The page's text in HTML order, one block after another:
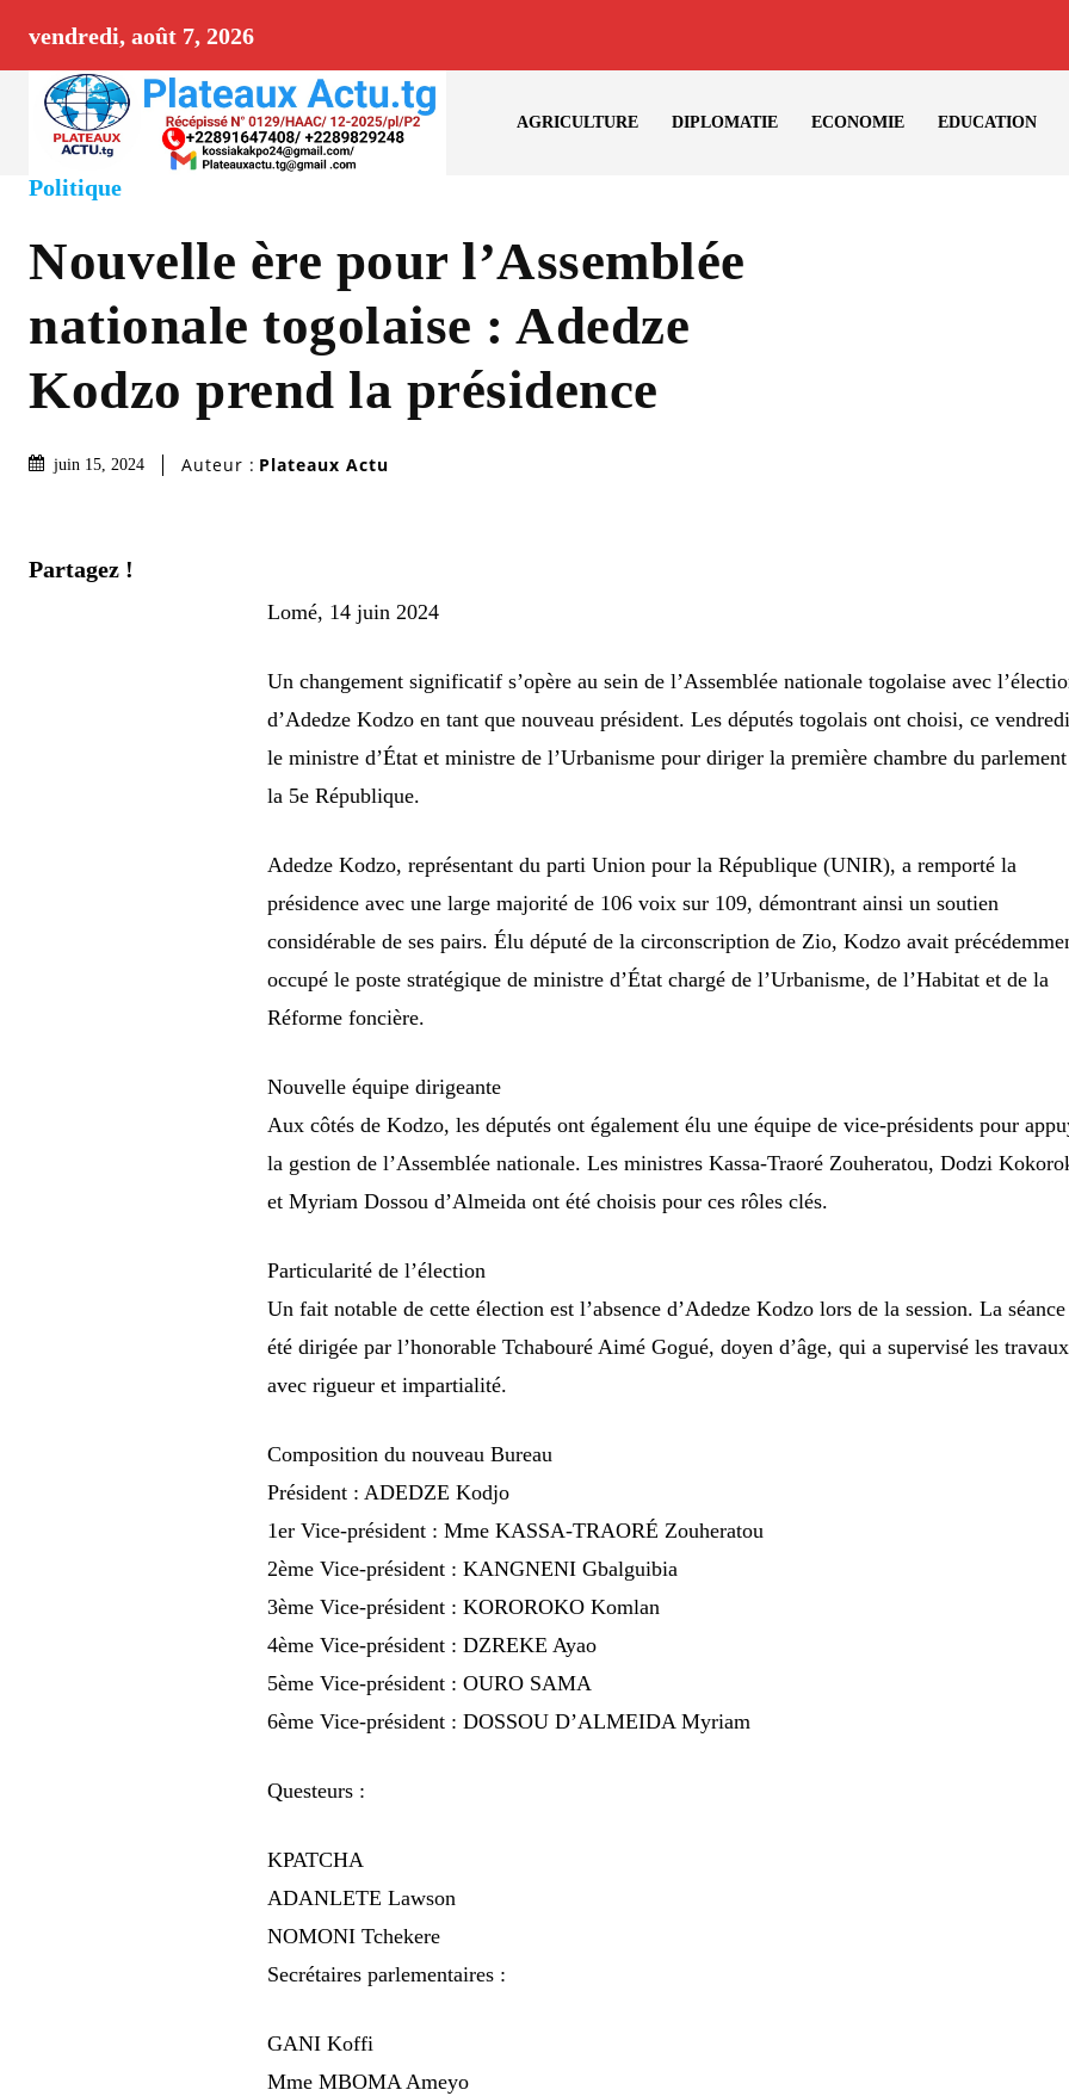
vendredi, août 7, 2026
AGRICULTURE DIPLOMATIE ECONOMIE EDUCATION
Politique
Nouvelle ère pour l’Assemblée
nationale togolaise : Adedze
Kodzo prend la présidence
juin 15, 2024 Auteur : Plateaux Actu
Partagez !
Lomé, 14 juin 2024
Un changement significatif s’opère au sein de l’Assemblée nationale togolaise avec
d’Adedze Kodzo en tant que nouveau président. Les députés togolais ont choisi, ce
le ministre d’État et ministre de l’Urbanisme pour diriger la première chambre du
la 5e République.
Adedze Kodzo, représentant du parti Union pour la République (UNIR), a remporté la
présidence avec une large majorité de 106 voix sur 109, démontrant ainsi un soutien
considérable de ses pairs. Élu député de la circonscription de Zio, Kodzo avait
occupé le poste stratégique de ministre d’État chargé de l’Urbanisme, de l’Habitat et de la
Réforme foncière.
Nouvelle équipe dirigeante
Aux côtés de Kodzo, les députés ont également élu une équipe de vice-présidents pour
la gestion de l’Assemblée nationale. Les ministres Kassa-Traoré Zouheratou, Dodzi
et Myriam Dossou d’Almeida ont été choisis pour ces rôles clés.
Particularité de l’élection
Un fait notable de cette élection est l’absence d’Adedze Kodzo lors de la session. La séance
été dirigée par l’honorable Tchabouré Aimé Gogué, doyen d’âge, qui a supervisé les travaux
avec rigueur et impartialité.
Composition du nouveau Bureau
Président : ADEDZE Kodjo
1er Vice-président : Mme KASSA-TRAORÉ Zouheratou
2ème Vice-président : KANGNENI Gbalguibia
3ème Vice-président : KOROROKO Komlan
4ème Vice-président : DZREKE Ayao
5ème Vice-président : OURO SAMA
6ème Vice-président : DOSSOU D’ALMEIDA Myriam
Questeurs :
KPATCHA
ADANLETE Lawson
NOMONI Tchekere
Secrétaires parlementaires :
GANI Koffi
Mme MBOMA Ameyo